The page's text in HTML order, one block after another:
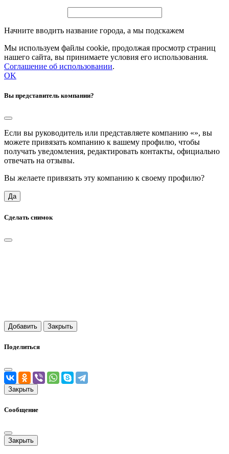
Начните вводить название города, а мы подскажем
Мы используем файлы cookie, продолжая просмотр страниц
нашего сайта, вы принимаете условия его использования.
Соглашение об использовании.
OK
Вы представитель компании?
Если вы руководитель или представляете компанию «», вы
можете привязать компанию к вашему профилю, чтобы
получать уведомления, редактировать контакты, официально
отвечать на отзывы.
Вы желаете привязать эту компанию к своему профилю?
Да
Сделать снимок
Добавить Закрыть
Поделиться
Закрыть
Сообщение
Закрыть